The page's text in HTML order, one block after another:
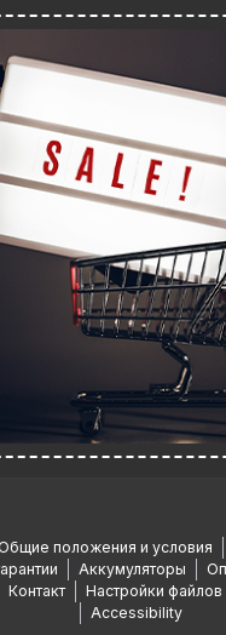
Общие положения и условия
Аккумуляторы
Контакт Настройки
Accessibility